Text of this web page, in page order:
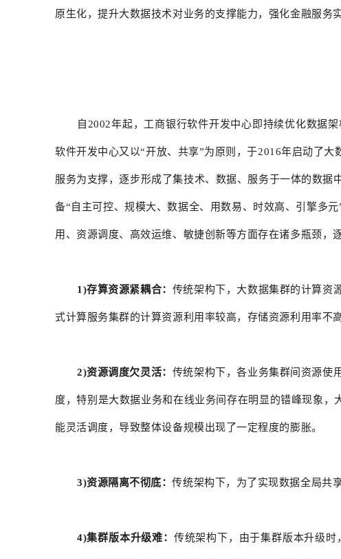
原生化，提升大数据技术对业务的支撑能力，强化金融服务
自2002年起，工商银行软件开发中心即持续优化数据
软件开发中心又以“开放、共享”为原则，于2016年启动了
服务为支撑，逐步形成了集技术、数据、服务于一体的数
备“自主可控、规模大、数据全、用数易、时效高、引擎多
用、资源调度、高效运维、敏捷创新等方面存在诸多瓶颈，
1)存算资源紧耦合： 传统架构下，大数据集群的计算资
式计算服务集群的计算资源利用率较高，存储资源利用率不
2)资源调度欠灵活： 传统架构下，各业务集群间资源使
度，特别是大数据业务和在线业务间存在明显的错峰现象
能灵活调度，导致整体设备规模出现了一定程度的膨胀。
3)资源隔离不彻底：传统架构下，为了实现数据全局共
4)集群版本升级难： 传统架构下，由于集群版本升级